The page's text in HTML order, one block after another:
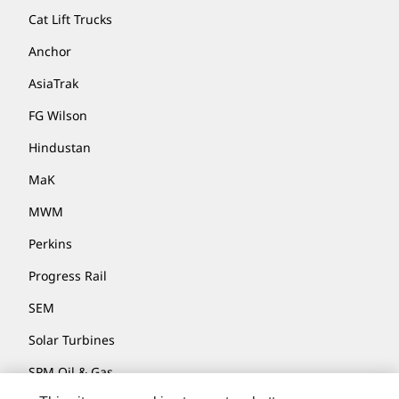
Cat Lift Trucks
Anchor
AsiaTrak
FG Wilson
Hindustan
MaK
MWM
Perkins
Progress Rail
SEM
Solar Turbines
SPM Oil & Gas